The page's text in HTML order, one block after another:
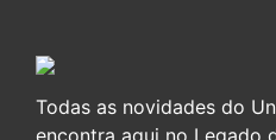
Todas as novidades do
encontra aqui no Legado